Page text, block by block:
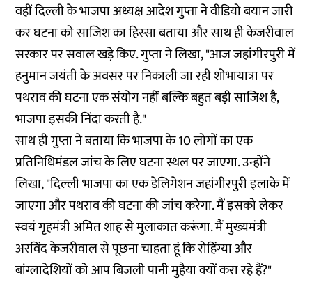
वहीं दिल्ली के भाजपा अध्यक्ष आदेश गुप्ता ने वीडियो बयान जारी
कर घटना को साजिश का हिस्सा बताया और साथ ही केजरीवाल
सरकार पर सवाल खड़े किए. गुप्ता ने लिखा, "आज जहांगीरपुरी में
हनुमान जयंती के अवसर पर निकाली जा रही शोभायात्रा पर
पथराव की घटना एक संयोग नहीं बल्कि बहुत बड़ी साजिश है,
भाजपा इसकी निंदा करती है."
साथ ही गुप्ता ने बताया कि भाजपा के 10 लोगों का एक
प्रतिनिधिमंडल जांच के लिए घटना स्थल पर जाएगा. उन्होंने
लिखा, "दिल्ली भाजपा का एक डेलिगेशन जहांगीरपुरी इलाके में
जाएगा और पथराव की घटना की जांच करेगा. मैं इसको लेकर
स्वयं गृहमंत्री अमित शाह से मुलाकात करूंगा. मैं मुख्यमंत्री
अरविंद केजरीवाल से पूछना चाहता हूं कि रोहिंग्या और
बांग्लादेशियों को आप बिजली पानी मुहैया क्यों करा रहे हैं?"